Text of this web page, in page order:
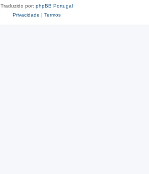
Traduzido por: phpBB Portugal
Privacidade | Termos